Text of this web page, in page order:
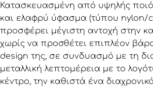
Κατασκευασμένη από υψηλής
και ελαφρύ ύφασμα (τύπου nylon/
προσφέρει μέγιστη αντοχή στην
χωρίς να προσθέτει επιπλέον
design της, σε συνδυασμό με τη
μεταλλική λεπτομέρεια με το
κέντρο, την καθιστά ένα